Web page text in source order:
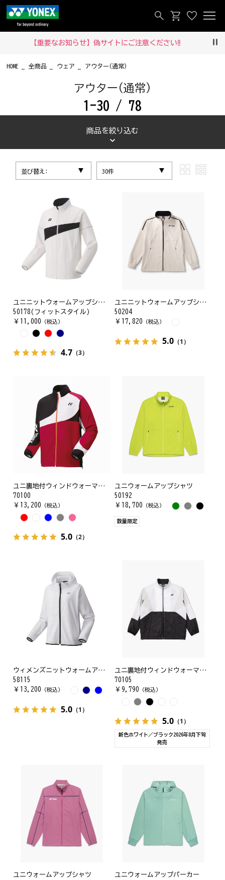
【重要なお知らせ】偽サイトにご注意ください‼
HOME 全商品 ウェア アウター(通常)
アウター(通常)
1-30 / 78
商品を絞り込む
並び替え: 30件
ユニニットウォームアップシャツ
50178(フィットスタイル)
￥ 11,000 （税込）
4.7 （3）
ユニニットウォームアップシャツ
50204
￥ 17,820 （税込）
5.0（1）
ユニ裏地付ウィンドウォーマーシャツ
70100
￥ 13,200 （税込）
5.0 （2）
ユニウォームアップシャツ
50192
￥ 18,700 （税込）
数量限定
ウィメンズニットウォームアップパーカー
58115
￥ 13,200 （税込）
5.0 （1）
ユニ裏地付ウィンドウォーマーシャツ
70105
￥ 9,790 （税込）
5.0（1）
新色ホワイト／ブラック2026年8月下旬
発売
ユニウォームアップシャツ
ユニウォームアップパーカー